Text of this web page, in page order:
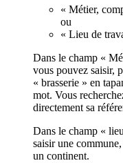
« Métier,
ou
« Lieu de
Dans le champ «
vous pouvez saisir,
« brasserie » en
mot. Vous
directement sa
Dans le champ «
saisir une
un continent.